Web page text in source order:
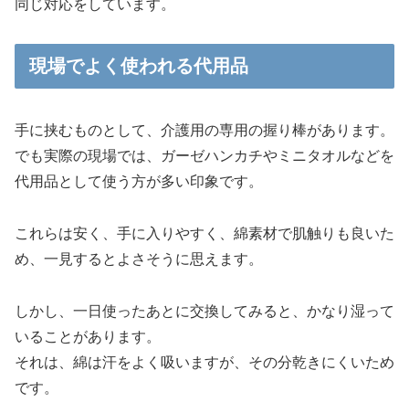
同じ対応をしています。
現場でよく使われる代用品
手に挟むものとして、介護用の専用の握り棒があります。
でも実際の現場では、ガーゼハンカチやミニタオルなどを
代用品として使う方が多い印象です。
これらは安く、手に入りやすく、綿素材で肌触りも良いた
め、一見するとよさそうに思えます。
しかし、一日使ったあとに交換してみると、かなり湿って
いることがあります。
それは、綿は汗をよく吸いますが、その分乾きにくいため
です。